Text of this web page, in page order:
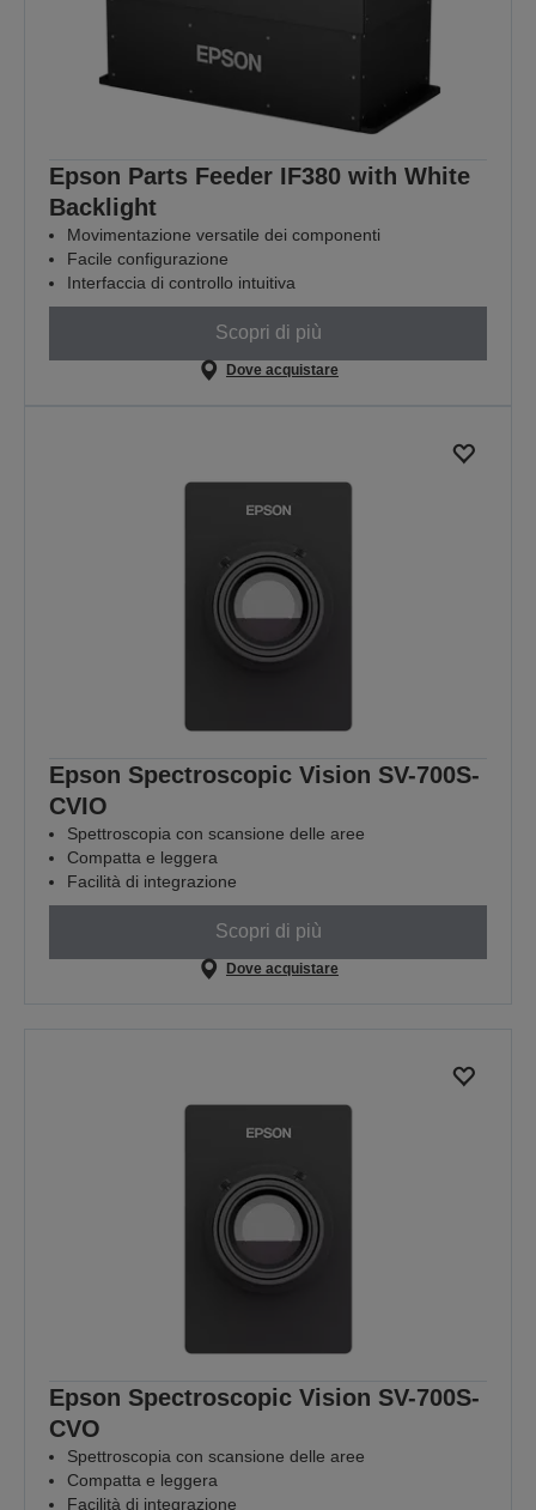
Epson Parts Feeder IF380 with White
Backlight
Movimentazione versatile dei componenti
Facile configurazione
Interfaccia di controllo intuitiva
Scopri di più
Dove acquistare
Epson Spectroscopic Vision SV-700S-
CVIO
Spettroscopia con scansione delle aree
Compatta e leggera
Facilità di integrazione
Scopri di più
Dove acquistare
Epson Spectroscopic Vision SV-700S-
CVO
Spettroscopia con scansione delle aree
Compatta e leggera
Facilità di integrazione